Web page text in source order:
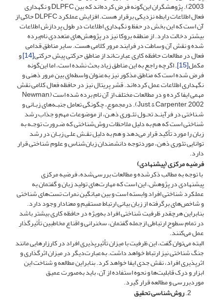
2003). پژوهشگران این‌گونه فرض کرده‌اند که بین DLPFC و نگهداری
فعال اطلاعات رابطه نزدیکی برقرار هست. افزایش عملکرد DLPFC حاکی از
آن است که این بخش در حفظ و نگهداری اطلاعات در طول پردازش اطلاعات
بیشتر دخالت دارد. از منطقه بروکا نیز در پژوهش‌های متعددی نام‌برده
شده و نقش آن وساطت در فرایند مرور کلامی هست. سایر مناطق قدامی
فعال در مطالعات حافظه کاری عبارت‌اند از مناطق حرکتی پیش حرکتی[14] و
مکمل[15] . اگرچه راجع به این مناطق زیاد بحث نشده است، اما این‌گونه
فرض شده است که مناطق مذکور نیز به‌عنوان واسطه‌ای بین مرور ذهنی و
نگهداری اطلاعات عمل کرده‌اند. قشر پریتال نیز در حافظه فعال کلامی نقش
مهمی ایفا کرده و در مطالعات مختلف از آن نام برده شده است (Newman,
Just, & Carpenter, 2002). درمجموع، چگونگی تعامل جنبـه‌های زبـانی و
شـناختی در فرآینـد تحـول تئـوری ذهـن، از موضوعات مهم و جذاب رشد
شناختی است که هم به دلیل ملاحظات روش‌شناختی که ضـرورت توجـه به
زبان را مورد تأکید قرار می‌دهد و هم به دلیل نقـش علـی زبـان در رشد
توانایی تئوری ذهن، موردتوجه دانشمندان زبان‌شناس و علوم شناختی قرار
دارد.
فرضیه مرکزی (پیشنهادی)
با توجه به مطالب ذکرشده و مطالعات بررسی‌شده، فرضیه مرکزی
پیشنهادی در پژوهش، این است که مهارت‌های تولید زبان و گفتمان به
عملکرد شناختی افراد وابسته است و بین میانگین نمرات تست‌های شناختی
و شاخص‌های برگرفته از زبان بیانی ارتباط مستقیم و معنادار وجود دارد.
بنابراین هرچقدر ظرفیت شناختی افراد به‌ویژه در حافظه کاری بیشتر باشد
در تمام سطوح ارتباطی ازجمله گفتمان، سخنرانی و اقناع مخاطبین تأثیرگذار
عمل می‌کنند.
البته می‌توان گفت، این ظرفیت با میزان تأثیرپذیری افراد در کارزارهایی مانند
جنگ شناختی نیز ارتباط خواهد داشت. به‌عبارت‌دیگر در میزان اثرگذاری و
اثرپذیری افراد، نقش جدی ایفا خواهد کرد. بنابراین مطالعه و شناخت این
ابزار و درک قابلیت‌ها و نحوه استفاده از آن، باید به‌صورت عمیق
موردبررسی و مطالعه قرار گیرد.
روش‌شناسی تحقیق